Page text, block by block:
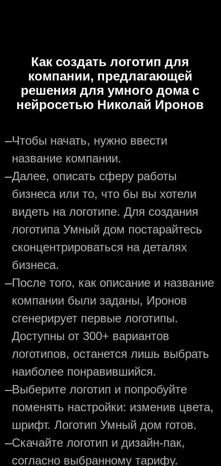
Как создать логотип для
компании, предлагающей
решения для умного дома с
нейросетью Николай Иронов
—Чтобы начать, нужно ввести
название компании.
—Далее, описать сферу работы
бизнеса или то, что бы вы хотели
видеть на логотипе. Для создания
логотипа Умный дом постарайтесь
сконцентрироваться на деталях
бизнеса.
—После того, как описание и название
компании были заданы, Иронов
сгенерирует первые логотипы.
Доступны от 300+ вариантов
логотипов, останется лишь выбрать
наиболее понравившийся.
—Выберите логотип и попробуйте
поменять настройки: изменив цвета,
шрифт. Логотип Умный дом готов.
—Скачайте логотип и дизайн-пак,
согласно выбранному тарифу.